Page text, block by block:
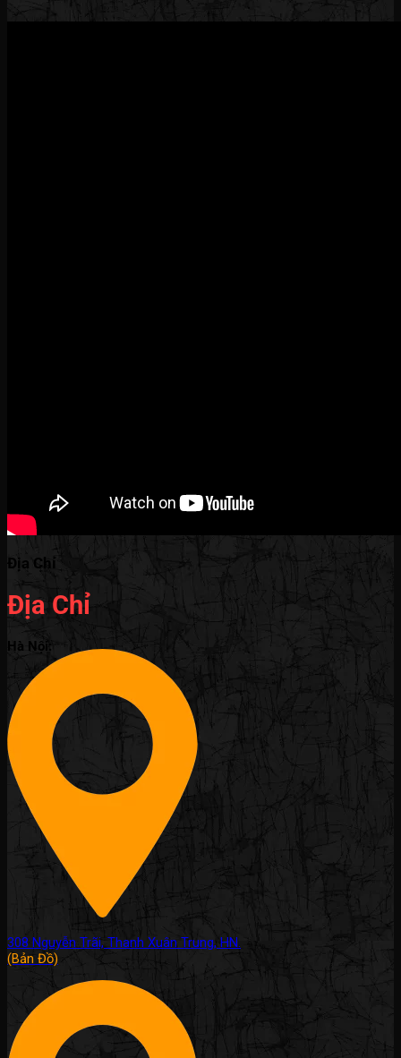
Địa Chỉ
Địa Chỉ
Hà Nội:
308 Nguyễn Trãi, Thanh Xuân Trung, HN.
(Bản Đồ)